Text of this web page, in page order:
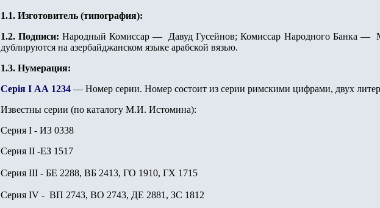
1.1. Изготовитель (типография):
1.2. Подписи: Народный Комиссар — Давуд Гусейнов; Комиссар Народного Банка —
дублируются на азербайджанском языке арабской вязью.
1.3. Нумерация:
Серiя I АА 1234 — Номер серии. Номер состоит из серии римскими цифрами, двух
Известны серии (по каталогу М.И. Истомина):
Серия I - ИЗ 0338
Серия II -ЕЗ 1517
Серия III - БЕ 2288, ВБ 2413, ГО 1910, ГХ 1715
Серия IV - ВП 2743, ВО 2743, ДЕ 2881, ЗС 1812